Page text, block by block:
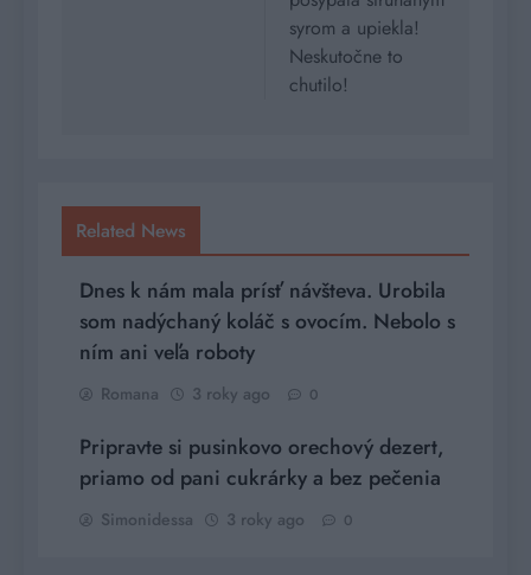
syrom a upiekla!
Neskutočne to
chutilo!
Related News
Dnes k nám mala prísť návšteva. Urobila
som nadýchaný koláč s ovocím. Nebolo s
ním ani veľa roboty
Romana 3 roky ago 0
Pripravte si pusinkovo orechový dezert,
priamo od pani cukrárky a bez pečenia
Simonidessa 3 roky ago 0